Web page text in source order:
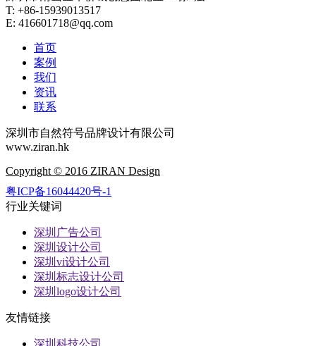
T: +86-15939013517
E: 416601718@qq.com
首页
案例
我们
资讯
联系
深圳市自然符号品牌设计有限公司
www.ziran.hk
Copyright © 2016 ZIRAN Design
粤ICP备16044420号-1
行业关键词
深圳广告公司
深圳设计公司
深圳vi设计公司
深圳标志设计公司
深圳logo设计公司
友情链接
深圳科技公司